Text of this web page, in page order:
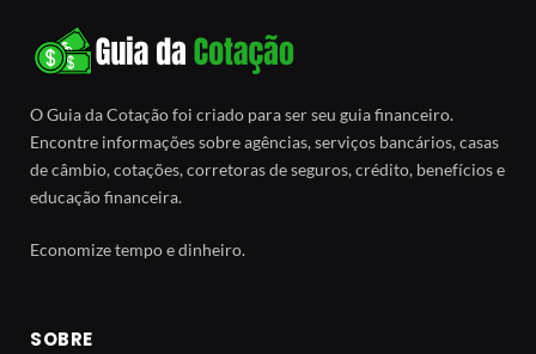
O Guia da Cotação foi criado para ser seu guia financeiro.
Encontre informações sobre agências, serviços bancários, casas
de câmbio, cotações, corretoras de seguros, crédito, benefícios e
educação financeira.
Economize tempo e dinheiro.
SOBRE